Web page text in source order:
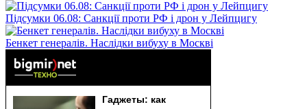
Підсумки 06.08: Санкції проти РФ і дрон у Лейпцигу
Бенкет генералів. Наслідки вибуху в Москві